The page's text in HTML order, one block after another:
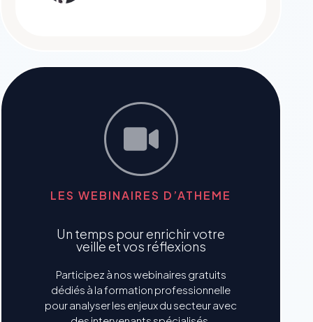
LES WEBINAIRES D’ATHEME
Un temps pour enrichir votre
veille et vos réflexions
Participez à nos webinaires gratuits
dédiés à la formation professionnelle
pour analyser les enjeux du secteur avec